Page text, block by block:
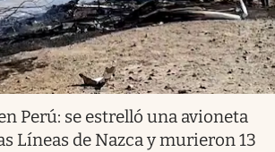
Perú: se estrelló una avioneta
Líneas de Nazca y murieron 13